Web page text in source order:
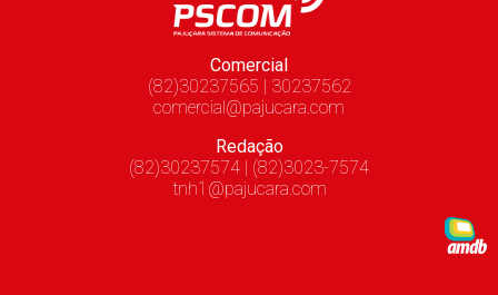
Comercial
(82)30237565 | 30237562
comercial@pajucara.com
Redação
(82)30237574 | (82)3023-7574
tnh1@pajucara.com